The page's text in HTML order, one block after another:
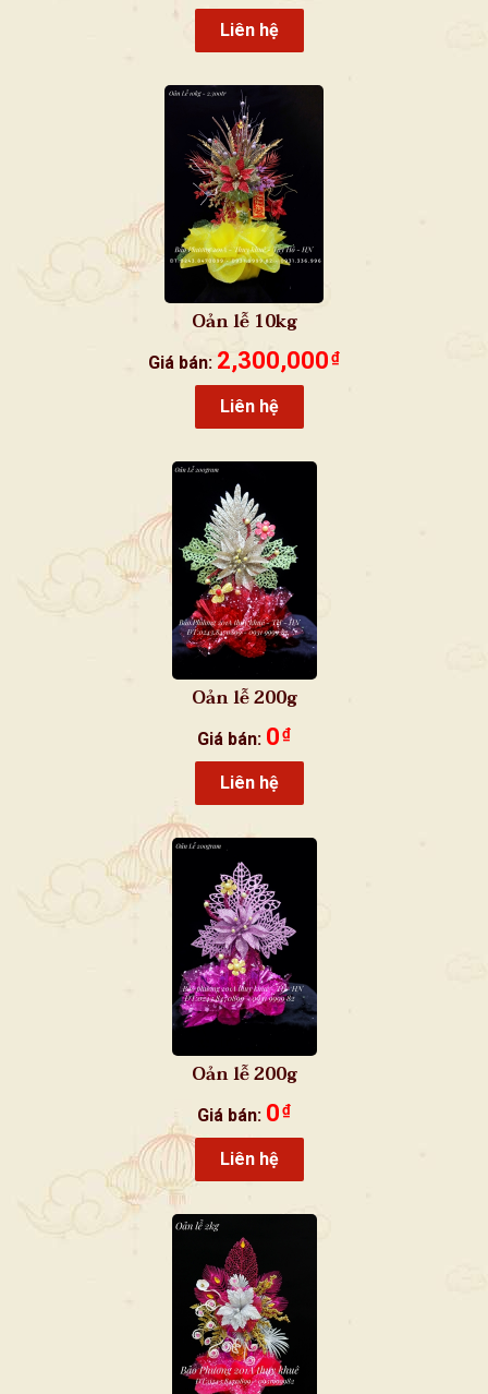
Liên hệ
Oản lễ 10kg
Giá bán: 2,300,000 ₫
Liên hệ
Oản lễ 200g
Giá bán: 0 ₫
Liên hệ
Oản lễ 200g
Giá bán: 0 ₫
Liên hệ